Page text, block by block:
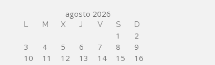
agosto 2026
L M X J V S D
1
2
3
4 5 6 7 8
9
10
11 12 13 14 15
16